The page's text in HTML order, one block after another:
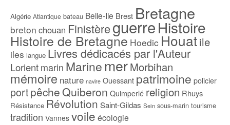
Algérie Atlantique bateau Belle-Ile Brest Bretagne
breton chouan FinistèreguerreHistoire
Histoire de Bretagne Hoedic Houatile
iles langue Livres dédicacés par l'Auteur
Lorientmarin Marine merMorbihan
mémoire nature navire Ouessant patrimoine policier
portpêcheQuiberon Quimperlé religion Rhuys
Résistance Révolution Saint-Gildas Sein sous-marin tourisme
tradition Vannes voile écologie